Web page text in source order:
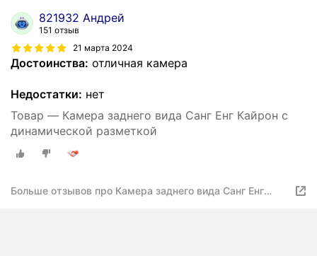
821932 Андрей
151 отзыв
21 марта 2024
Достоинства: отличная камера
Недостатки: нет
Товар — Камера заднего вида Санг Енг Кайрон с
динамической разметкой
Больше отзывов про Камера заднего вида Санг Енг